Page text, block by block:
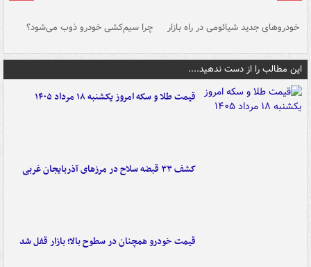
خودروهای جدید شیائومی در راه بازار چرا سیم‌کشی خودرو ذوب می‌شود؟
این مطالب را از دست ندهید....
قیمت طلا و سکه امروز یکشنبه ۱۸ مرداد ۱۴۰۵
کشف ۳۳ قبضه سلاح در مرزهای آذربایجان غربی
قیمت خودرو همچنان در سطوح بالا؛ بازار قفل شد